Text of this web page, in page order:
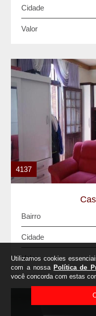
Utilizamos cookies
com a nossaPolítica de
você concorda com estas
Cidade
Valor
4137
Bairro
Cidade
Valor